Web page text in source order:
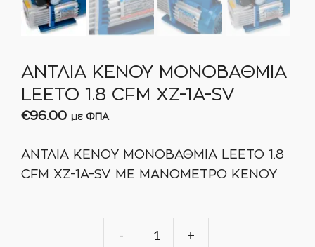
ΑΝΤΛΙΑ ΚΕΝΟΥ ΜΟΝΟΒΑΘΜΙΑ
LEETO 1.8 CFM XZ-1A-SV
€96.00 με ΦΠΑ
ΑΝΤΛΙΑ ΚΕΝΟΥ ΜΟΝΟΒΑΘΜΙΑ LEETO 1.8
CFM XZ-1A-SV ΜΕ ΜΑΝΟΜΕΤΡΟ ΚΕΝΟΥ